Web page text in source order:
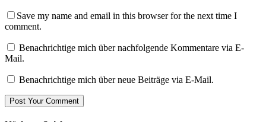
Save my name and email in this browser for the next time I
comment.
Benachrichtige mich über nachfolgende Kommentare via E-
Mail.
Benachrichtige mich über neue Beiträge via E-Mail.